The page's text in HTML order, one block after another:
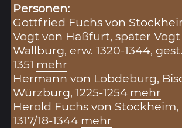
Personen:
Gottfried Fuchs von
Vogt von Haßfurt, später Vogt
Wallburg, erw. 1320-1344,
1351 mehr
Hermann von Lobdeburg,
Würzburg, 1225-1254 mehr
Herold Fuchs von Stockheim,
1317/18-1344 mehr